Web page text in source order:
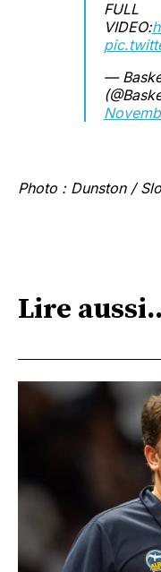
FULL
VIDEO:
—
Photo : Dunston /
Lire